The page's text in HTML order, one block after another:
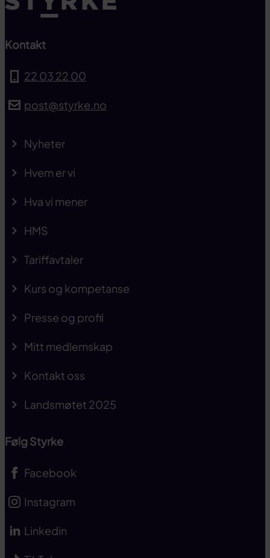
Kontakt
22 03 22 00
post@styrke.no
Nyheter
Hvem er vi
Hva vi mener
HMS
Tariffavtaler
Kurs og kompetanse
Presse og profil
Mitt medlemskap
Kontakt oss
Landsmøtet 2025
Følg Styrke
Facebook
Instagram
Linkedin